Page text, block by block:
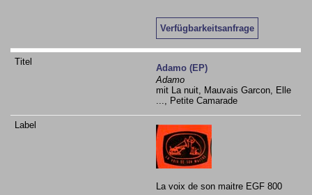
Verfügbarkeitsanfrage
Adamo (EP)
Adamo
mit La nuit, Mauvais Garcon, Elle
..., Petite Camarade
La voix de son maitre EGF 800